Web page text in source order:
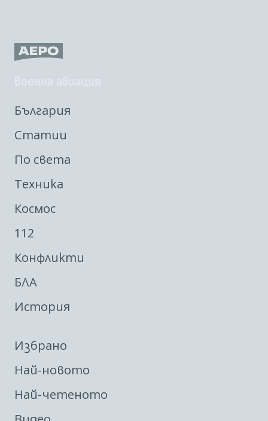
България
Статии
По света
Техника
Космос
112
Конфликти
БЛА
История
Избрано
Най-новото
Най-четеното